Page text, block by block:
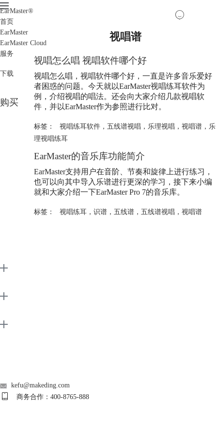
EarMaster®
首页
EarMaster
EarMaster Cloud
服务
下载
购买
视唱谱
视唱怎么唱 视唱软件哪个好
视唱怎么唱，视唱软件哪个好，一直是许多音乐爱好
者困惑的问题。今天就以EarMaster视唱练耳软件为
例，介绍视唱的唱法。还会向大家介绍几款视唱软
件，并以EarMaster作为参照进行比对。
标签： 视唱练耳软件， 五线谱视唱， 乐理视唱， 视唱谱， 乐
理视唱练耳
EarMaster的音乐库功能简介
EarMaster支持用户在音阶、节奏和旋律上进行练习，
也可以向其中导入乐谱进行更深的学习，接下来小编
就和大家介绍一下EarMaster Pro 7的音乐库。
标签： 视唱练耳， 识谱， 五线谱， 五线谱视唱， 视唱谱
kefu@makeding.com
商务合作：400-8765-888